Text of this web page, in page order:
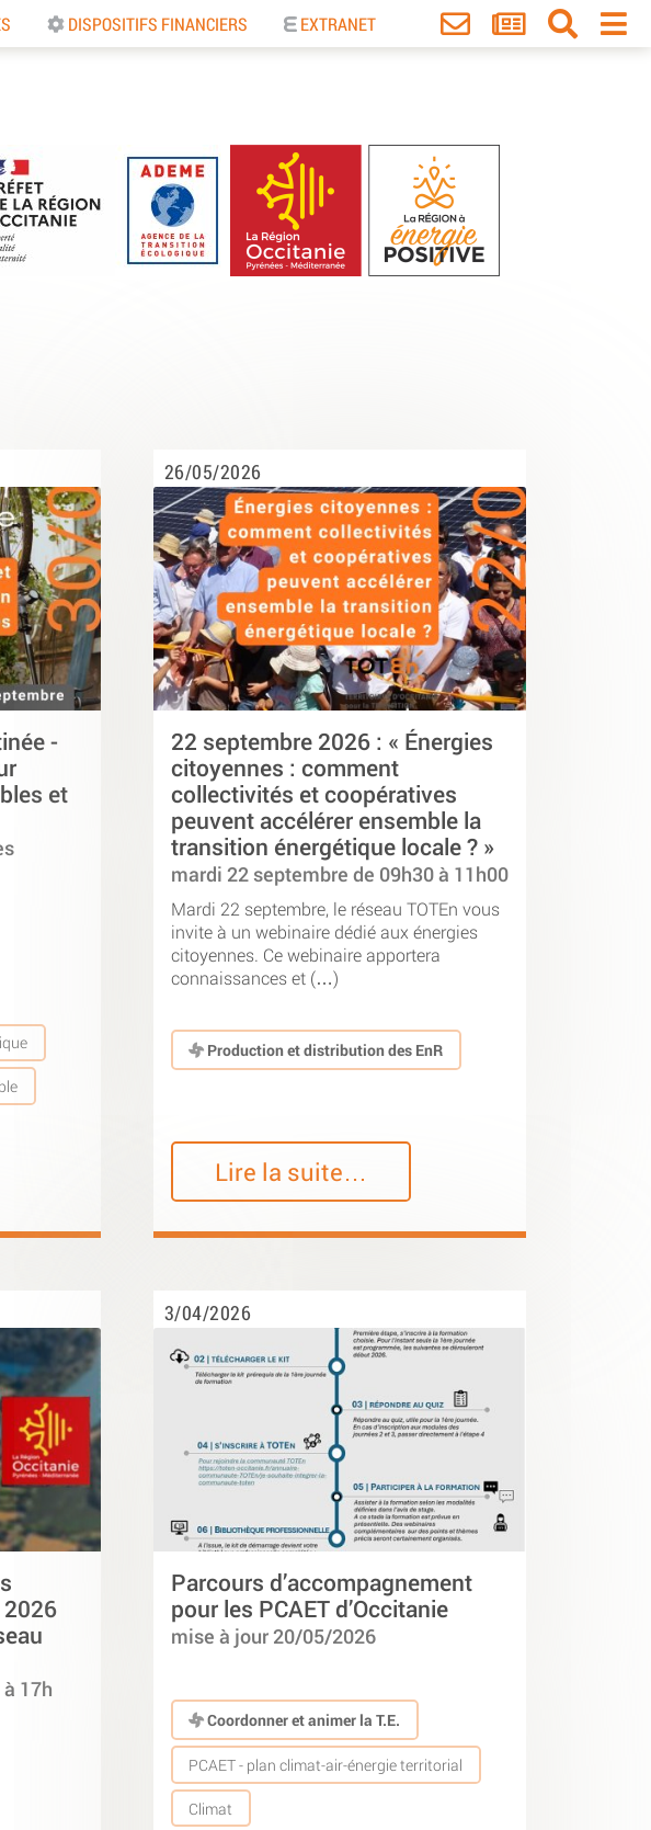
DISPOSITIFS FINANCIERS EXTRANET
-
et
26/05/2026
22 septembre 2026 : « Énergies
citoyennes : comment
collectivités et coopératives
peuvent accélérer ensemble la
transition énergétique locale ? »
mardi 22 septembre de 09h30 à 11h00
Mardi 22 septembre, le réseau TOTEn vous
invite à un webinaire dédié aux énergies
citoyennes. Ce webinaire apportera
connaissances et (…)
Production et distribution des EnR
Lire la suite…
2026
17h
3/04/2026
Parcours d’accompagnement
pour les PCAET d’Occitanie
mise à jour 20/05/2026
Coordonner et animer la T.E.
PCAET - plan climat-air-énergie territorial
Climat